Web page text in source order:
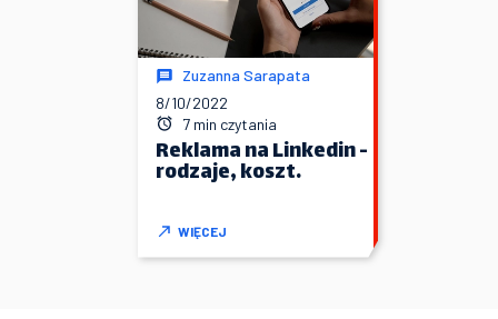
Zuzanna Sarapata
8/10/2022
7 min czytania
Reklama na Linkedin -
rodzaje, koszt.
WIĘCEJ